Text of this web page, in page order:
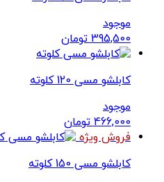
موجود
395,500 تومان
کابلشو مسی 120 کلوته
موجود
466,000 تومان
فروش ویژه
کابلشو مسی 150 کلوته